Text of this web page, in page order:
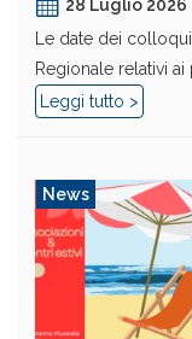
28 Luglio 2026
Le date dei
Regionale relativi ai
Leggi tutto >
News